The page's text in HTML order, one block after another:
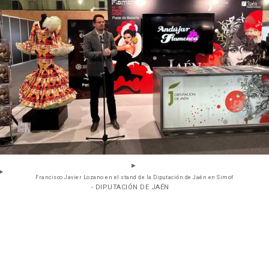
Francisco Javier Lozano en el stand de la Diputación de Jaén en Simof
- DIPUTACIÓN DE JAÉN